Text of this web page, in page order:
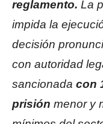
reglamento. La
impida la
decisión
con autoridad
sancionada con
prisión menor y